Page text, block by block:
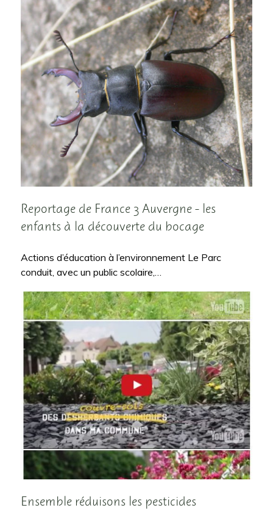
Reportage de France 3 Auvergne - les
enfants à la découverte du bocage
Actions d’éducation à l’environnement Le Parc
conduit, avec un public scolaire,…
Ensemble réduisons les pesticides